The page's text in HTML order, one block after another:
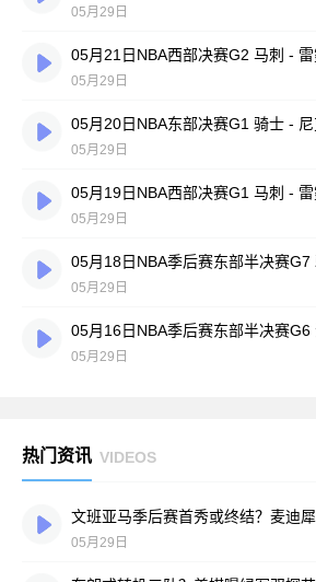
05月29日
05月21日NBA西部决赛G2 马刺 -
05月29日
05月20日NBA东部决赛G1 骑士 -
05月29日
05月19日NBA西部决赛G1 马刺 -
05月29日
05月18日NBA季后赛东部半决赛
05月29日
05月16日NBA季后赛东部半决赛
05月29日
热门资讯 VIDEOS
05月29日